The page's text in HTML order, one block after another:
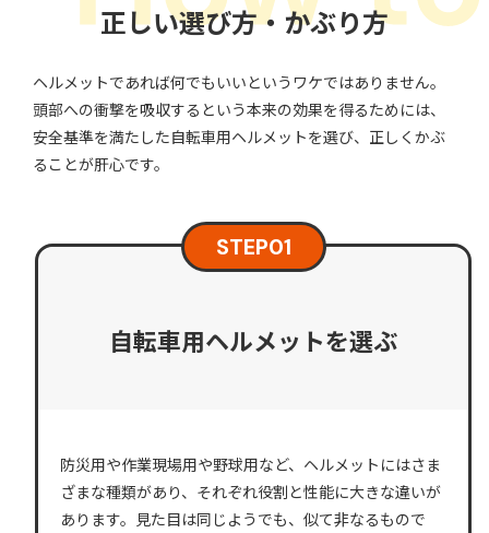
正しい選び方・かぶり方
ヘルメットであれば何でもいいというワケではありません。
頭部への衝撃を吸収するという本来の効果を得るためには、
安全基準を満たした自転車用ヘルメットを選び、 正しくかぶ
ることが肝心です。
STEP01
自転車用ヘルメットを選ぶ
防災用や作業現場用や野球用など、ヘルメットにはさま
ざまな種類があり、それぞれ役割と性能に大きな違いが
あります。見た目は同じようでも、似て非なるもので